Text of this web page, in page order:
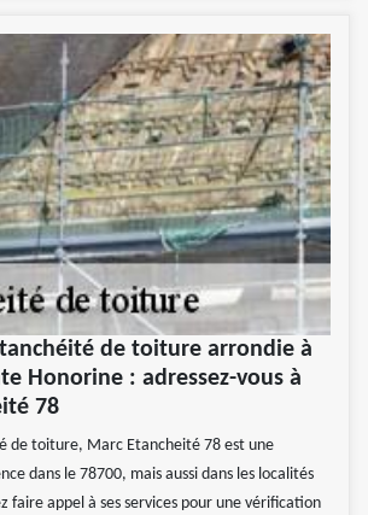
de toiture arrondie à
Honorine : adressez-vous à
78
de toiture, Marc Etancheité 78 est une
dans le 78700, mais aussi dans les localités
faire appel à ses services pour une vérification